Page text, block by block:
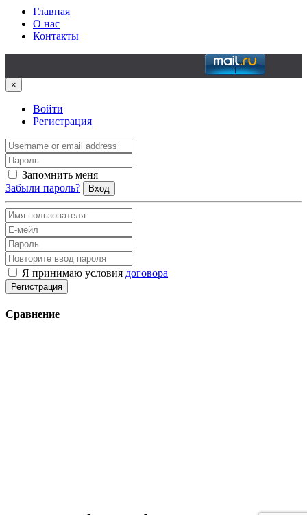
Главная
О нас
Контакты
×
Войти
Регистрация
Запомнить меня
Забыли пароль?
Вход
Я принимаю условия договора
Регистрация
Сравнение